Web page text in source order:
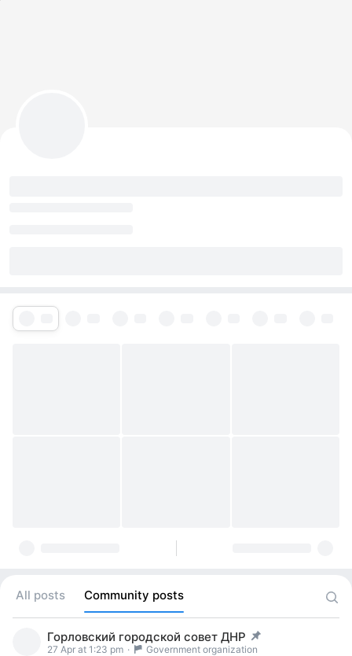
All posts Community posts
Горловский городской совет ДНР
post pinned
27 Apr at 1:23 pm · Government organization